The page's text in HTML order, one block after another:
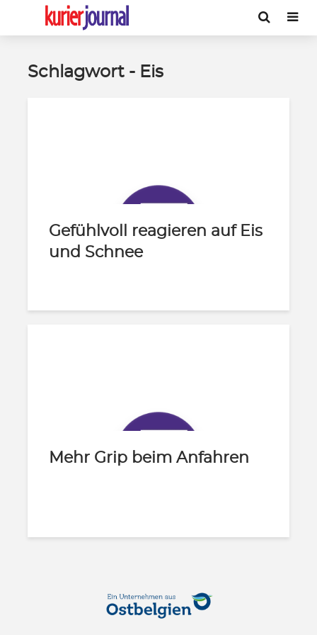
Schlagwort - Eis
Gefühlvoll reagieren auf Eis
und Schnee
Mehr Grip beim Anfahren